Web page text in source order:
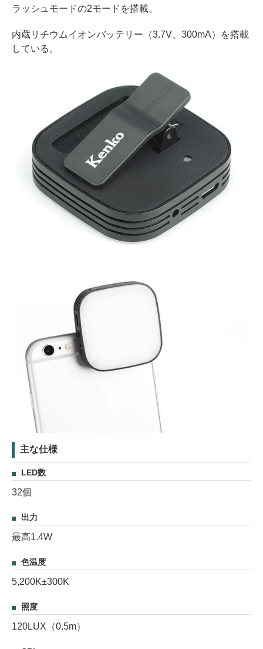
ラッシュモードの2モードを搭載。
内蔵リチウムイオンバッテリー（3.7V、300mA）を搭載
している。
主な仕様
LED数
32個
出力
最高1.4W
色温度
5,200K±300K
照度
120LUX（0.5m）